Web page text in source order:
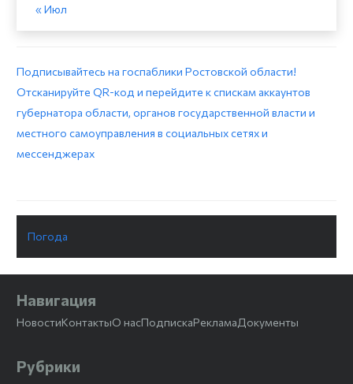
« Июл
Подписывайтесь на госпаблики Ростовской области!
Отсканируйте QR-код и перейдите к спискам аккаунтов
губернатора области, органов государственной власти и
местного самоуправления в социальных сетях и
мессенджерах
Погода
Навигация
НовостиКонтактыО насПодпискаРекламаДокументы
Рубрики